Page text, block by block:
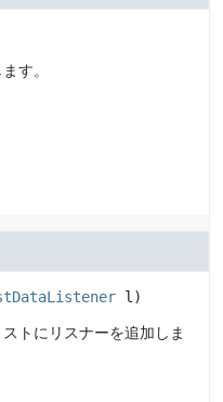
す。
l)
トにリスナーを追加しま